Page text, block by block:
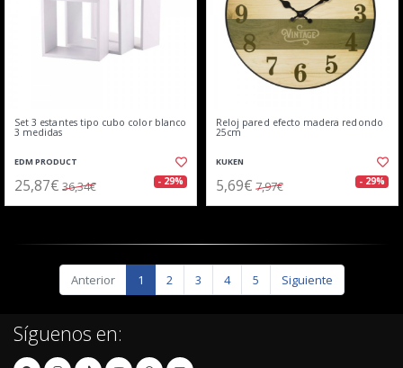
Set 3 estantes tipo cubo color blanco
3 medidas
EDM PRODUCT
25,87€ 36,34€ - 29%
Reloj pared efecto madera redondo
25cm
KUKEN
5,69€ 7,97€ - 29%
Anterior 1 2 3 4 5 Siguiente
Síguenos en: